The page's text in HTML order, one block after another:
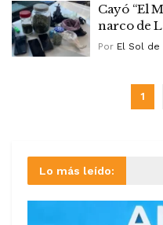
Cayó “El
narco de
Por El Sol de
1
Lo más leído: